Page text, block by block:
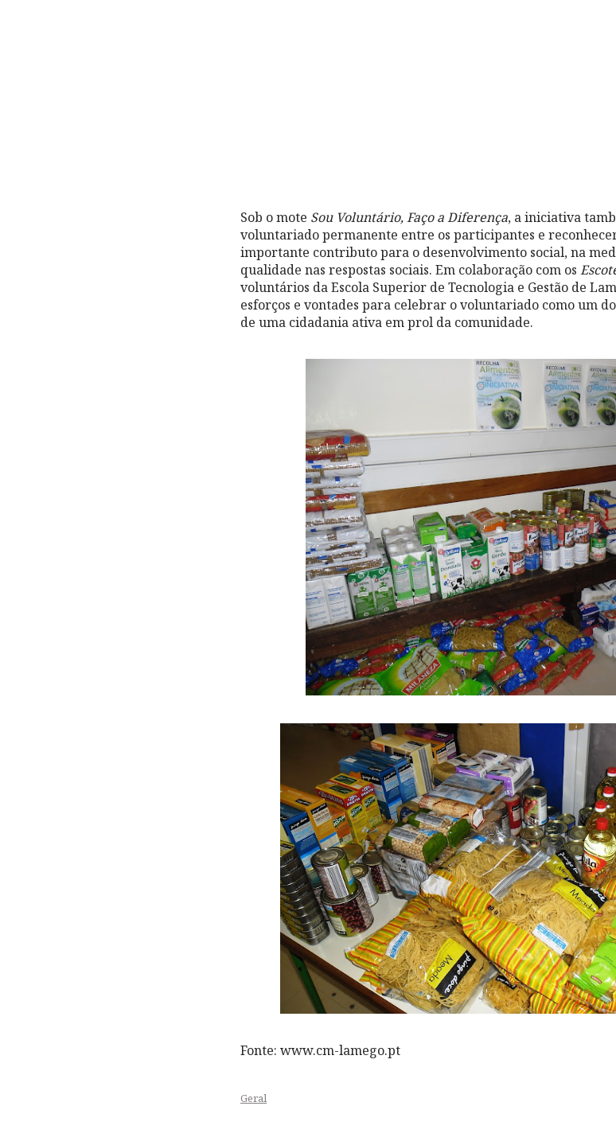
Sob o mote Sou Voluntário, Faço a Diferença, a iniciativa
voluntariado permanente entre os participantes e
importante contributo para o desenvolvimento social, na
qualidade nas respostas sociais. Em colaboração com os
voluntários da Escola Superior de Tecnologia e Gestão de
esforços e vontades para celebrar o voluntariado como um
de uma cidadania ativa em prol da comunidade.
Fonte: www.cm-lamego.pt
Geral